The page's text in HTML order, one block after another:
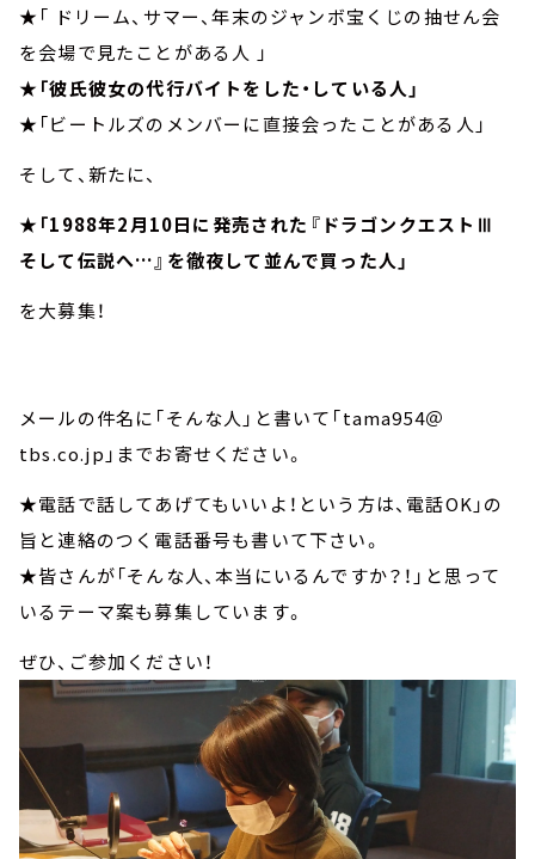
★「 ドリーム、サマー、年末のジャンボ宝くじの抽せん会
を会場で見たことがある人 」
★ 「彼氏彼女の代行バイトをした・している人」
★「ビートルズのメンバーに直接会ったことがある人」
そして、新たに、
★ 「1988年2月10日に発売された『ドラゴンクエストⅢ
そして伝説へ…』を徹夜して並んで買った人」
を大募集！
メールの件名に「そんな人」と書いて「tama954＠
tbs.co.jp」までお寄せください。
★電話で話してあげてもいいよ！という方は、電話OK」の
旨と連絡のつく電話番号も書いて下さい。
★皆さんが「そんな人、本当にいるんですか？！」と思って
いるテーマ案も募集しています。
ぜひ、ご参加ください！